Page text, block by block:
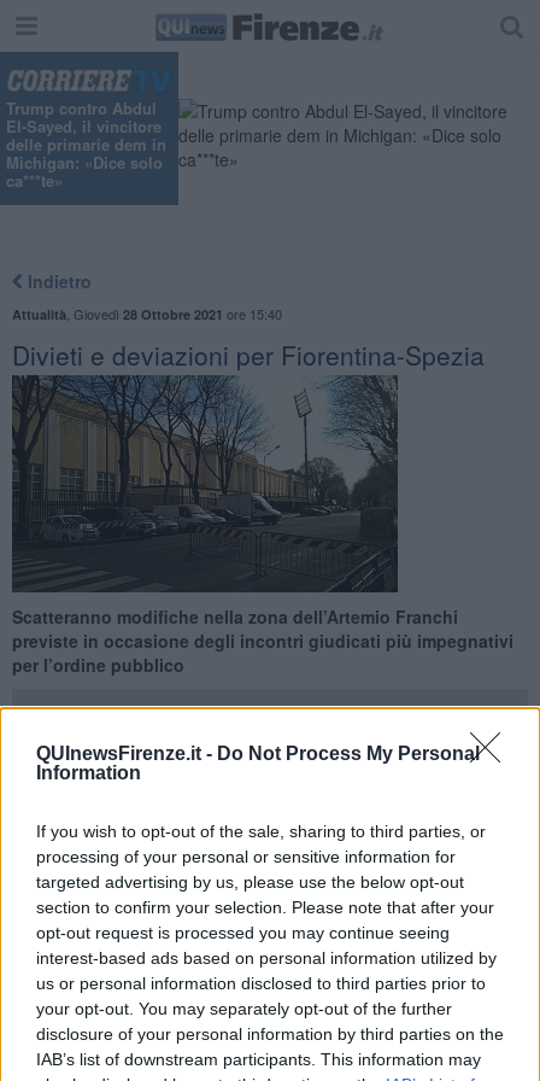
QUInewsFirenze.it - Do Not Process My Personal
Information
If you wish to opt-out of the sale, sharing to third parties, or
processing of your personal or sensitive information for
targeted advertising by us, please use the below opt-out
section to confirm your selection. Please note that after your
opt-out request is processed you may continue seeing
interest-based ads based on personal information utilized by
us or personal information disclosed to third parties prior to
your opt-out. You may separately opt-out of the further
disclosure of your personal information by third parties on the
IAB’s list of downstream participants. This information may
Trump contro Abdul
El-Sayed, il vincitore
delle primarie dem in
Michigan: «Dice solo
ca***te»
Indietro
Attualità Giovedì 28 Ottobre 2021 ore 15:40
Divieti e deviazioni per Fiorentina-Spezia
Scatteranno modifiche nella zona dell’Artemio Franchi
previste in occasione degli incontri giudicati più impegnativi
per l’ordine pubblico
partita del campionato di Serie A Fiorentina-Spezia con fischio
d'inizio alle 15. Su disposizione della questura saranno istituiti i
provvedimenti di circolazione nella zona dell’Artemio Franchi
previsti in occasione degli incontri giudicati più impegnativi per
l’ordine pubblico.
In sostanza i consueti divieti di transito e sosta scatteranno 8 ore
prima del fischio di inizio della partita, ad eccezione di viale Fanti
(fra via Amari e viale Malta, controviali compresi) e viale Cialdini
dove i divieti saranno in vigore rispettivamente a partire da 6 ore
(sosta) e 3 ore prima (transito) il fischio d’inizio. Il trasporto pubblico